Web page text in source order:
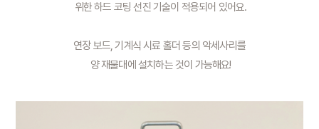
위한 하드 코팅 선진 기술이 적용되어 있어요.
연장 보드, 기계식 시료 홀더 등의 악세사리를
양 재물대에 설치하는 것이 가능해요!